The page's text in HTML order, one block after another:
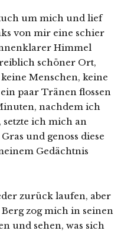
um mich und lief
von mir eine schier
Himmel
schöner Ort,
Menschen, keine
paar Tränen flossen
nachdem ich
setzte ich mich an
und genoss diese
Gedächtnis
zurück laufen, aber
zog mich in seinen
und sehen, was sich